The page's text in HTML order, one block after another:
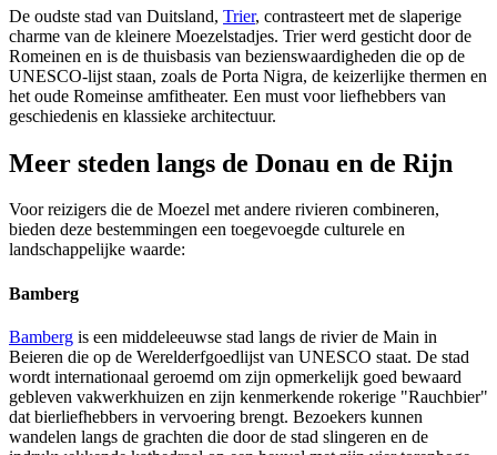
De oudste stad van Duitsland, Trier, contrasteert met de slaperige
charme van de kleinere Moezelstadjes. Trier werd gesticht door de
Romeinen en is de thuisbasis van bezienswaardigheden die op de
UNESCO-lijst staan, zoals de Porta Nigra, de keizerlijke thermen en
het oude Romeinse amfitheater. Een must voor liefhebbers van
geschiedenis en klassieke architectuur.
Meer steden langs de Donau en de Rijn
Voor reizigers die de Moezel met andere rivieren combineren,
bieden deze bestemmingen een toegevoegde culturele en
landschappelijke waarde:
Bamberg
Bamberg is een middeleeuwse stad langs de rivier de Main in
Beieren die op de Werelderfgoedlijst van UNESCO staat. De stad
wordt internationaal geroemd om zijn opmerkelijk goed bewaard
gebleven vakwerkhuizen en zijn kenmerkende rokerige "Rauchbier"
dat bierliefhebbers in vervoering brengt. Bezoekers kunnen
wandelen langs de grachten die door de stad slingeren en de